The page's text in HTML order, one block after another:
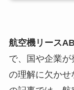
航空機リース
で、国や企業
の理解に欠かせ